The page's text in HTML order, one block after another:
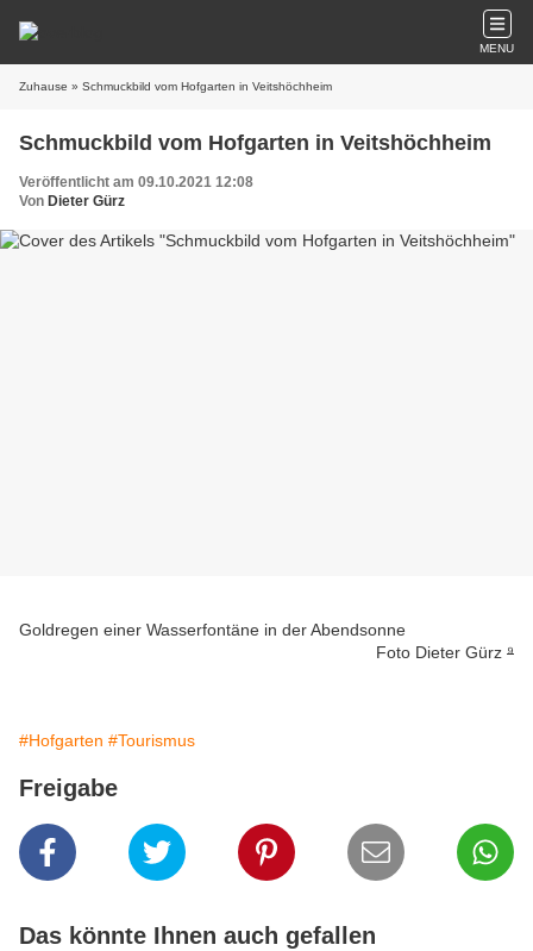
MENU
Zuhause » Schmuckbild vom Hofgarten in Veitshöchheim
Schmuckbild vom Hofgarten in Veitshöchheim
Veröffentlicht am 09.10.2021 12:08
Von Dieter Gürz
Goldregen einer Wasserfontäne in der Abendsonne
Foto Dieter Gürz ⁹
#Hofgarten #Tourismus
Freigabe
Das könnte Ihnen auch gefallen